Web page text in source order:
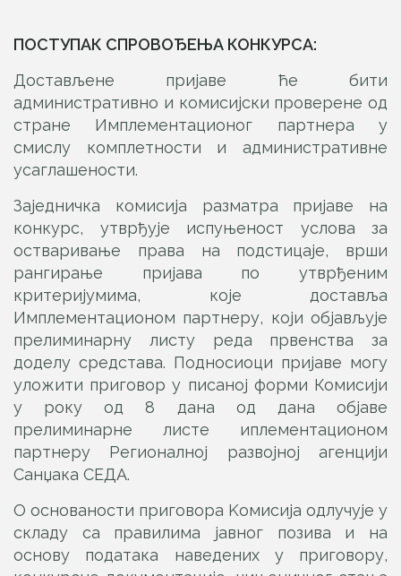
ПОСТУПАК СПРОВОЂЕЊА КОНКУРСА:
Достављене пријаве ће бити
административно и комисијски проверене од
стране Имплементационог партнера у
смислу комплетности и административне
усаглашености.
Заједничка комисија разматра пријаве на
конкурс, утврђује испуњеност услова за
остваривање права на подстицаје, врши
рангирање пријава по утврђеним
критеријумима, које доставља
Имплементационом партнеру, који објављује
прелиминарну листу реда првенства за
доделу средстава. Подносиоци пријаве могу
уложити приговор у писаној форми Комисији
у року од 8 дана од дана објаве
прелиминарне листе иплементационом
партнеру Регионалној развојној агенцији
Санџака СЕДА.
О основаности приговора Kомисија одлучује у
складу са правилима јавног позива и на
основу података наведених у приговору,